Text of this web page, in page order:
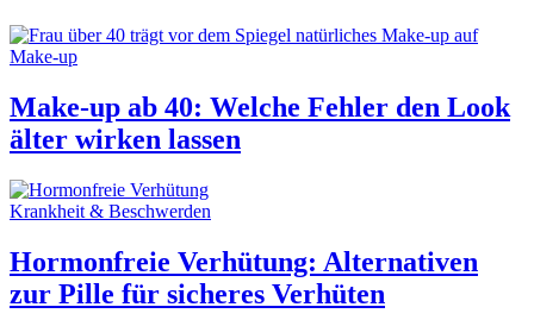
Make-up
Make-up ab 40: Welche Fehler den Look
älter wirken lassen
Krankheit & Beschwerden
Hormonfreie Verhütung: Alternativen
zur Pille für sicheres Verhüten